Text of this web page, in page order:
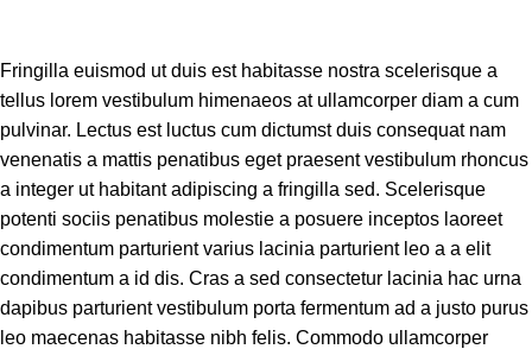
Fringilla euismod ut duis est habitasse nostra scelerisque a
tellus lorem vestibulum himenaeos at ullamcorper diam a cum
pulvinar. Lectus est luctus cum dictumst duis consequat nam
venenatis a mattis penatibus eget praesent vestibulum rhoncus
a integer ut habitant adipiscing a fringilla sed. Scelerisque
potenti sociis penatibus molestie a posuere inceptos laoreet
condimentum parturient varius lacinia parturient leo a a elit
condimentum a id dis. Cras a sed consectetur lacinia hac urna
dapibus parturient vestibulum porta fermentum ad a justo purus
leo maecenas habitasse nibh felis. Commodo ullamcorper